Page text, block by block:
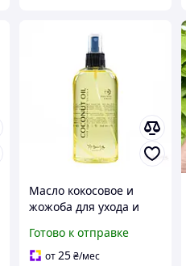
Масло кокосовое и
жожоба для ухода и
UVB/UVA SPF 6. 200 мл.
Top Beauty
Готово к отправке
от25 ₴/мес